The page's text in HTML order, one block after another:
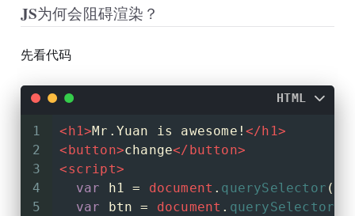
JS为何会阻碍渲染？
先看代码
HTML
1
2
3
4
5
< h1>Mr.Yuan is awesome! </ h1>
< button>change</ button>
<script>
var h1 = document . querySelector (
var btn = document . querySelector